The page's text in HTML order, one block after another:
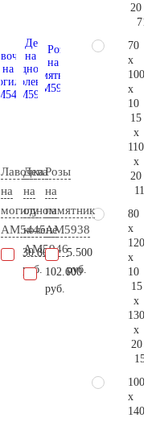
Лавочка
на
могилу
AM5445
30.800
руб.
Дева
на
одном
колене
AM5946
102.600
руб.
Розы
на
памятник
AM5938
5.500
руб.
20
70
x
100
x
10
15
x
110
x
20
80
x
120
x
10
15
x
130
x
20
100
x
140